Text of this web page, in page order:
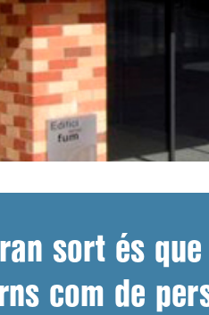
sort és
com de